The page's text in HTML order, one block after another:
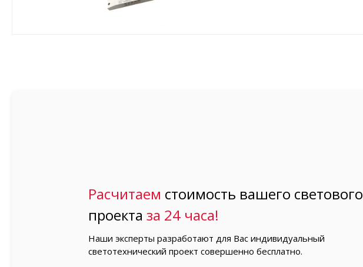
Расчитаем стоимость вашего светового
проектаза 24 часа!
Наши эксперты разработают для Вас индивидуальный
светотехнический проект совершенно бесплатно.